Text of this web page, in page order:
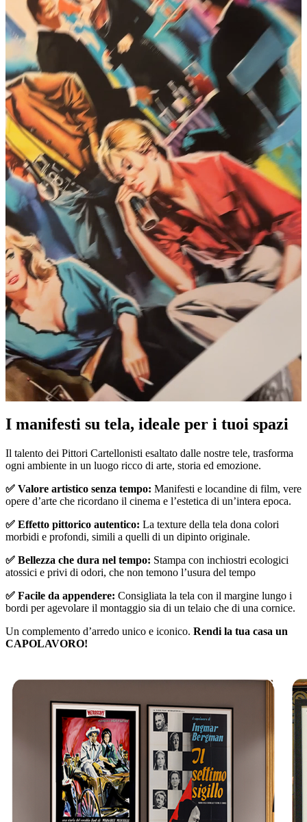
I manifesti su tela, ideale per i tuoi spazi
Il talento dei Pittori Cartellonisti esaltato dalle nostre tele, trasforma
ogni ambiente in un luogo ricco di arte, storia ed emozione.
✅ Valore artistico senza tempo: Manifesti e locandine di film, vere
opere d’arte che ricordano il cinema e l’estetica di un’intera epoca.
✅ Effetto pittorico autentico: La texture della tela dona colori
morbidi e profondi, simili a quelli di un dipinto originale.
✅ Bellezza che dura nel tempo: Stampa con inchiostri ecologici
atossici e privi di odori, che non temono l’usura del tempo
✅ Facile da appendere: Consigliata la tela con il margine lungo i
bordi per agevolare il montaggio sia di un telaio che di una cornice.
Un complemento d’arredo unico e iconico. Rendi la tua casa un
CAPOLAVORO!